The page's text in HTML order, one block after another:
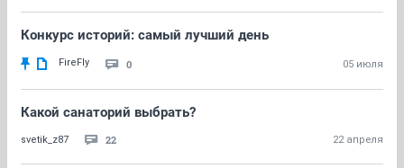
Конкурс историй: самый лучший день
FireFly 0 05 июля
Какой санаторий выбрать?
svetik_z87 22 22 апреля